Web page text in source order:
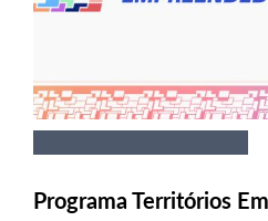
Programa Territórios